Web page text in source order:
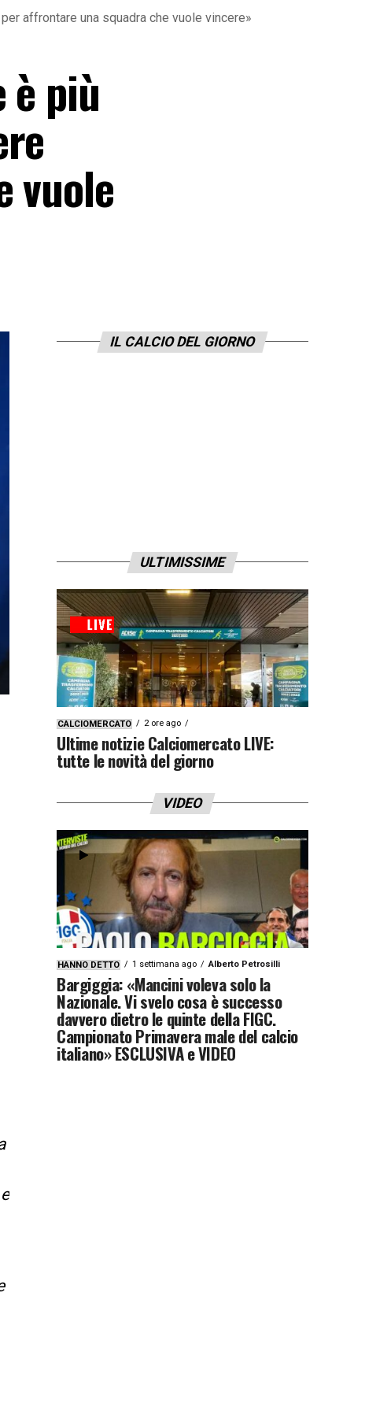
affrontare una squadra che vuole vincere»
è più
vuole
IL CALCIO DEL GIORNO
ULTIMISSIME
CALCIOMERCATO 2 ore ago
Ultime notizie Calciomercato LIVE:
tutte le novità del giorno
VIDEO
HANNO DETTO 1 settimana ago Alberto Petrosilli
Bargiggia: «Mancini voleva solo la
Nazionale. Vi svelo cosa è successo
davvero dietro le quinte della FIGC.
Campionato Primavera male del calcio
italiano» ESCLUSIVA e VIDEO